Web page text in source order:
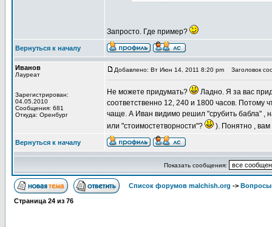
Запросто. Где пример?
Вернуться к началу
Иванов
Лауреат
Зарегистрирован:
04.05.2010
Сообщения: 681
Откуда: Оренбург
Добавлено: Вт Июн 14, 2011 8:20 pm Заголовок
Не можете придумать?
Ладно. Я за вас
соответственно 12, 240 и 1800 часов. Потому
чаще. А Иван видимо решил "срубить бабла" ,
или "стоимостетворности"?
). Понятно , вам
Вернуться к началу
Показать сообщения:
Список форумов malchish.org -> Вопросы
Страница 24 из 76